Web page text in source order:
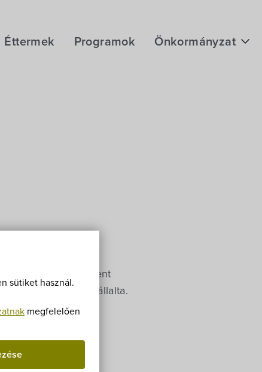
sütiket használ.
megfelelően
Éttermek Programok Önkormányzat
elmúlt évben a Szent
megvalósítását is vállalta.